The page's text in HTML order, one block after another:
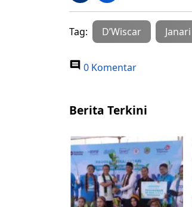
Tag: D’Wiscar Janari
0 Komentar
Berita Terkini